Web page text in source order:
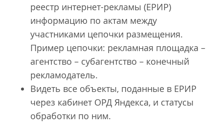
реестр интернет-рекламы (ЕРИР)
информацию по актам между
участниками цепочки размещения.
Пример цепочки: рекламная площадка –
агентство – субагентство – конечный
рекламодатель.
Видеть все объекты, поданные в ЕРИР
через кабинет ОРД Яндекса, и статусы
обработки по ним.